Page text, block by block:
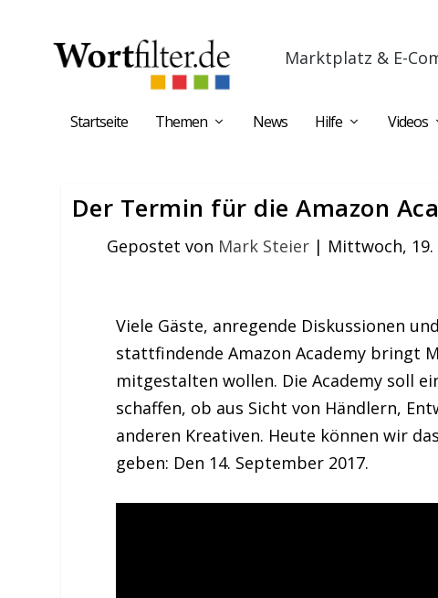
Marktplatz & E-
Startseite Themen News Hilfe Videos
Der Termin für die Amazon
Gepostet von Mark Steier| Mittwoch,
Viele Gäste, anregende Diskussionen
stattfindende Amazon Academy bringt
mitgestalten wollen. Die Academy soll
schaffen, ob aus Sicht von Händlern,
anderen Kreativen. Heute können wir
geben: Den 14. September 2017.